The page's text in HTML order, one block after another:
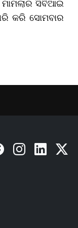
ସିବିଆଇ
କରି ସୋମବାର
Facebook Instagram